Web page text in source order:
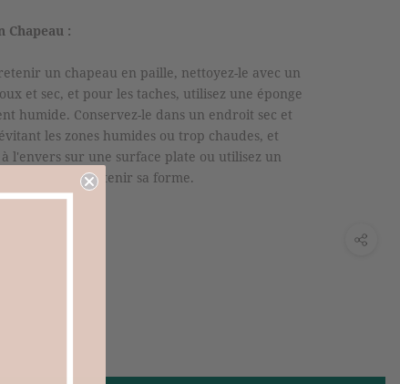
Chapeau :
un chapeau en paille, nettoyez-le avec un
et sec, et pour les taches, utilisez une éponge
humide. Conservez-le dans un endroit sec et
les zones humides ou trop chaudes, et
à l'envers sur une surface plate ou utilisez un
pour maintenir sa forme.